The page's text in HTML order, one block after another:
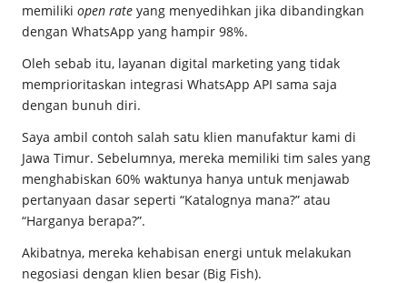
memiliki open rate yang menyedihkan jika dibandingkan
dengan WhatsApp yang hampir 98%.
Oleh sebab itu, layanan digital marketing yang tidak
memprioritaskan integrasi WhatsApp API sama saja
dengan bunuh diri.
Saya ambil contoh salah satu klien manufaktur kami di
Jawa Timur. Sebelumnya, mereka memiliki tim sales yang
menghabiskan 60% waktunya hanya untuk menjawab
pertanyaan dasar seperti “Katalognya mana?” atau
“Harganya berapa?”.
Akibatnya, mereka kehabisan energi untuk melakukan
negosiasi dengan klien besar (Big Fish).